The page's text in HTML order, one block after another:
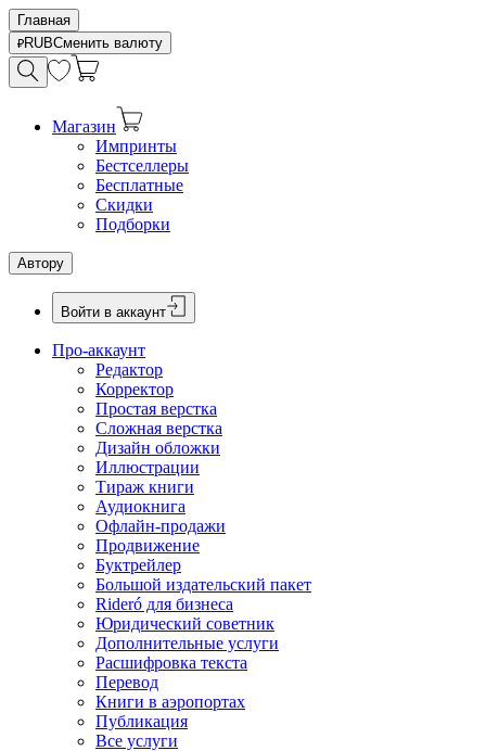
Главная
RUBСменить валюту
Магазин
Импринты
Бестселлеры
Бесплатные
Скидки
Подборки
Автору
Войти в аккаунт
Про-аккаунт
Редактор
Корректор
Простая верстка
Сложная верстка
Дизайн обложки
Иллюстрации
Тираж книги
Аудиокнига
Офлайн-продажи
Продвижение
Буктрейлер
Большой издательский пакет
Rideró для бизнеса
Юридический советник
Дополнительные услуги
Расшифровка текста
Перевод
Книги в аэропортах
Публикация
Все услуги